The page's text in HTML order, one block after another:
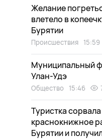
Желание
влетело в
Бурятии
Происшествия 15:59
Муниципальный
Улан-Удэ
Общество 15:46
Туристка сорвала
краснокнижное
Бурятии и